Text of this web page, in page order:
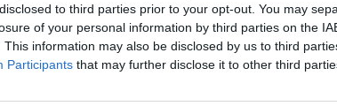
to third parties prior to your opt-out. You may
of your personal information by third parties on the
This information may also be disclosed by us to third
Participants that may further disclose it to other third
nie przebiegające w sposób typowy. Dotyczy